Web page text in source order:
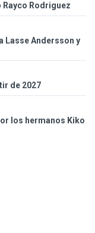
Rodriguez
Lasse Andersson y
de 2027
los hermanos Kiko